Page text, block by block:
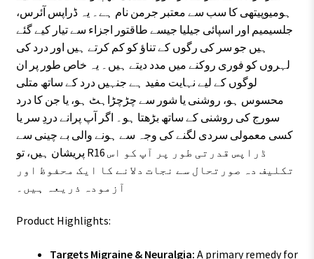
ہومیوپیتھی کا سب سے معتبر جرمن نام ہے۔ یہ ڈراپس آئرس،
جلسیمیم اور اسپائی جیلیا جیسے طاقتور اجزاء سے تیار کیے گئے
ہیں جو سر کی رگوں کے تناؤ کو کم کرتے ہیں اور درد کی
لہروں کو فوری روکنے میں مدد دیتے ہیں۔ یہ خاص طور پر ان
لوگوں کے لیے نہایت مفید ہے جنہیں درد کے ساتھ متلی
محسوس ہو، روشنی یا شور سے چڑچڑاہٹ ہو، یا جن کا درد
سورج کی روشنی کے ساتھ بڑھتا ہو۔ اگر آپ پرانے دردِ سر یا
کسی معمولی سردی لگنے کی وجہ سے ہونے والی بے چینی سے
پریشان ہیں، تو R16 ڈراپس قدرتی طور پر آپ کو اس
تکلیف دہ صورتحال سے نجات دلانے کا ایک محفوظ اور
آزمودہ ذریعہ ہیں۔
Product Highlights:
Targets Migraine & Neuralgia: A primary remedy for